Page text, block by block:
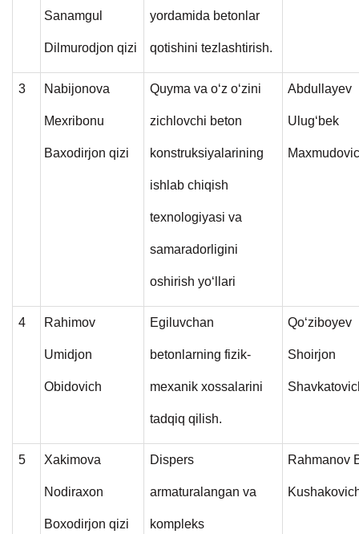
Sanamgul
Dilmurodjon qizi
yordamida betonlar
qotishini tezlashtirish.
3 Nabijonova
Mexribonu
Baxodirjon qizi
Quyma va o‘z o‘zini
zichlovchi beton
konstruksiyalarining
ishlab chiqish
texnologiyasi va
samaradorligini
oshirish yo‘llari
Abdullayev
Ulug‘bek
4 Rahimov
Umidjon
Obidovich
Egiluvchan
betonlarning fizik-
mexanik xossalarini
tadqiq qilish.
Qo‘ziboyev
Shoirjon
5 Xakimova
Nodiraxon
Boxodirjon qizi
Dispers
armaturalangan va
kompleks
Rahmanov